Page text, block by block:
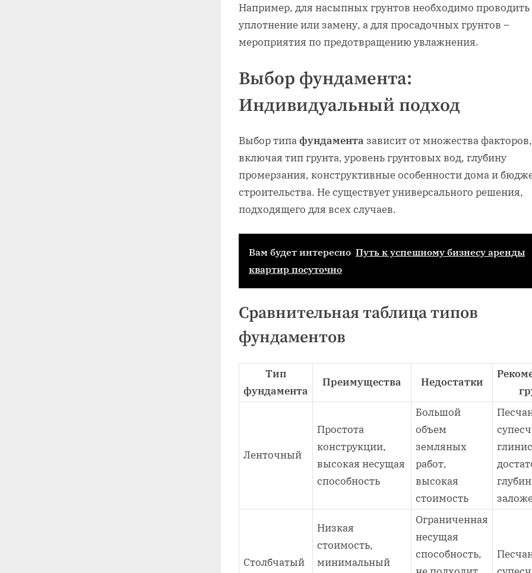
Например, для насыпных грунтов необходимо проводить
уплотнение или замену, а для просадочных грунтов –
мероприятия по предотвращению увлажнения.
Выбор фундамента:
Индивидуальный подход
Выбор типафундамента зависит от множества факторов,
включая тип грунта, уровень грунтовых вод, глубину
промерзания, конструктивные особенности дома и
строительства. Не существует универсального решения,
подходящего для всех случаев.
Вам будет интересно Путь к успешному бизнесу аренды
квартир посуточно
Сравнительная таблица типов
фундаментов
Тип
фундамента
Преимущества Недостатки
Ленточный
Простота
конструкции,
высокая несущая
способность
Большой
объем
земляных
работ,
высокая
стоимость
Столбчатый
Низкая
стоимость,
минимальный
Ограниченная
несущая
способность,